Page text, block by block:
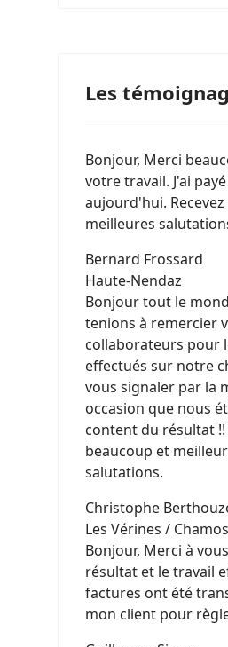
Les
Bonjour, Merci
votre travail. J'ai
aujourd'hui. Recevez
meilleures
Bernard Frossard
Haute-Nendaz
Bonjour tout le
tenions à remercier
collaborateurs pour
effectués sur notre
vous signaler par la
occasion que nous
content du résultat
beaucoup et
salutations.
Christophe
Les Vérines /
Bonjour, Merci à
résultat et le travail
factures ont été
mon client pour